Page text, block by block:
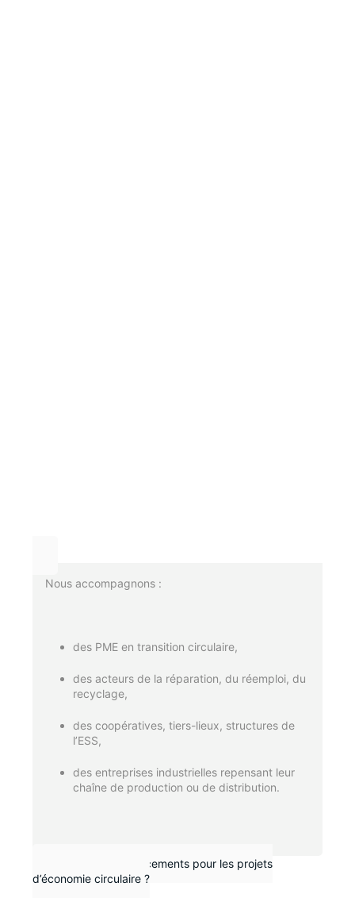
Nous accompagnons :
des PME en transition circulaire,
des acteurs de la réparation, du réemploi, du
recyclage,
des coopératives, tiers-lieux, structures de
l’ESS,
des entreprises industrielles repensant leur
chaîne de production ou de distribution.
Existe-t-il des financements pour les projets
d’économie circulaire ?